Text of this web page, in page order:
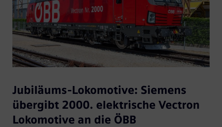
Jubiläums-Lokomotive: Siemens
übergibt 2000. elektrische Vectron
Lokomotive an die ÖBB